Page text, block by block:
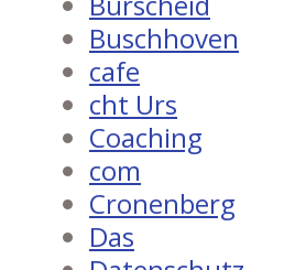
Buschhoven
cafe
cht Urs
Coaching
com
Cronenberg
Das